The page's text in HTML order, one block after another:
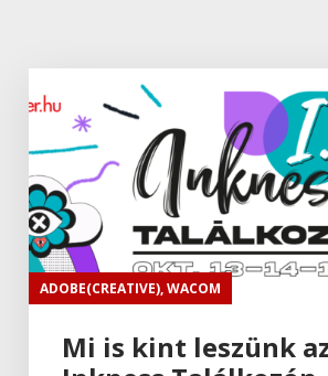
ADOBE(CREATIVE),WACOM
Mi is kint leszünk